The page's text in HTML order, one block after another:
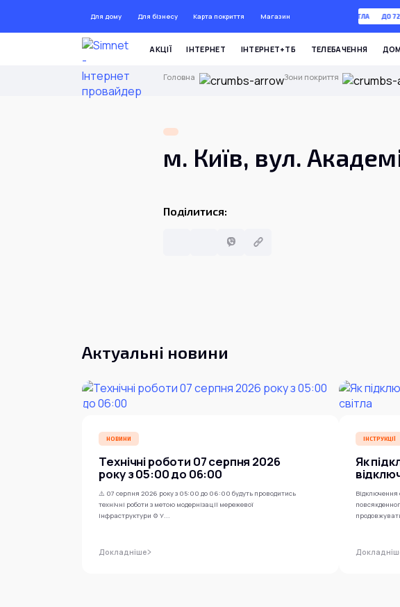
Для дому Для бізнесу Карта покриття МагазинДО 72 ГОДИН БЕЗ СВІТЛА ДО 72
АКЦІЇ ІНТЕРНЕТ ІНТЕРНЕТ+ТБ ТЕЛЕБАЧЕННЯ
Головна Зони покриття
м. Київ, вул.
Поділитися:
Актуальні новини
НОВИНИ
Технічні роботи 07 серпня 2026
року з 05:00 до 06:00
⚠️ 07 серпня 2026 року з 05:00 до 06:00 будуть проводитись
технічні роботи з метою модернізації мережевої
інфраструктури ⚙️ У...
Докладніше
ІНСТРУКЦІЇ
Як
Відключення